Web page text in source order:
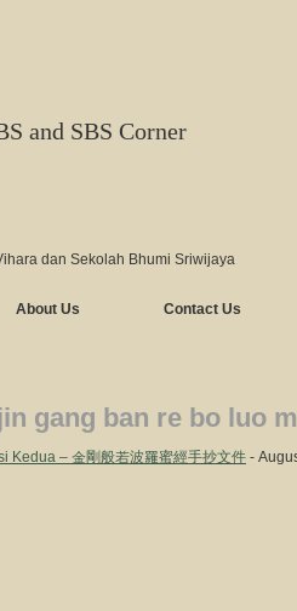
and SBS Corner
dan Sekolah Bhumi Sriwijaya
About Us Contact Us
gang ban re bo luo
Kedua – 金剛般若波羅蜜經手抄文件 -